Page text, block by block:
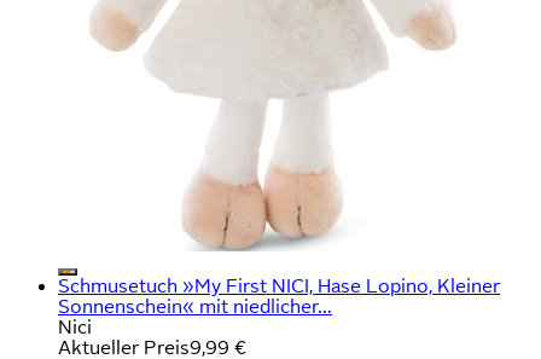
Schmusetuch »My First NICI, Hase Lopino, Kleiner
Sonnenschein« mit niedlicher...
Nici
Aktueller Preis9,99 €